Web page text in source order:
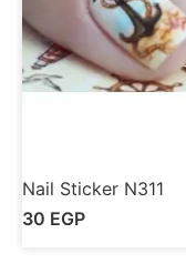
Nail Sticker N311
30 EGP